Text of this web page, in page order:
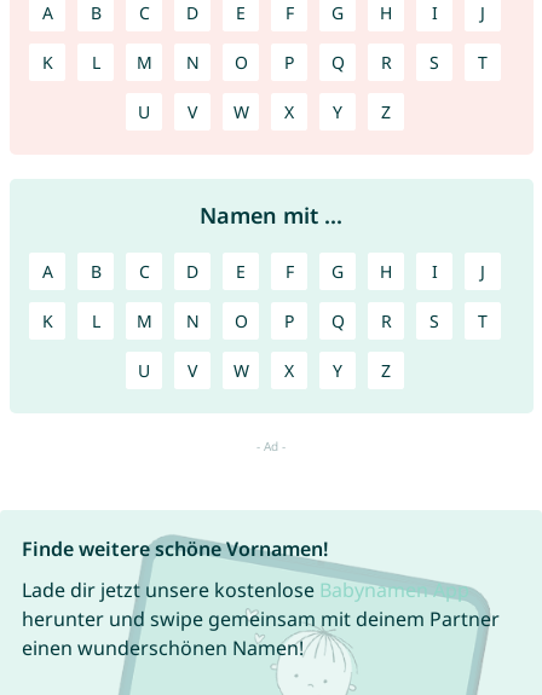
A B C D E F G H I J
K L M N O P Q R S T
U V W X Y Z
Namen mit ...
A B C D E F G H I J
K L M N O P Q R S T
U V W X Y Z
Finde weitere schöne Vornamen!
Lade dir jetzt unsere kostenlose Babynamen App
herunter und swipe gemeinsam mit deinem Partner
einen wunderschönen Namen!